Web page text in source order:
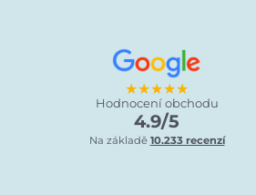
★★★★★
Hodnocení obchodu
4.9/5
Na základě 10.233 recenzí